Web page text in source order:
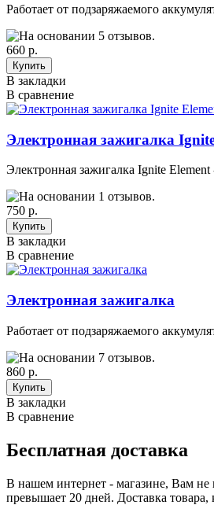
Работает от подзаряжаемого
660 р.
В закладки
В сравнение
Электронная зажигалка
Электронная зажигалка Ignite
750 р.
В закладки
В сравнение
Электронная зажигалка
Работает от подзаряжаемого
860 р.
В закладки
В сравнение
Бесплатная доставка
В нашем интернет - магазине, Вам не
превышает 20 дней. Доставка товара,